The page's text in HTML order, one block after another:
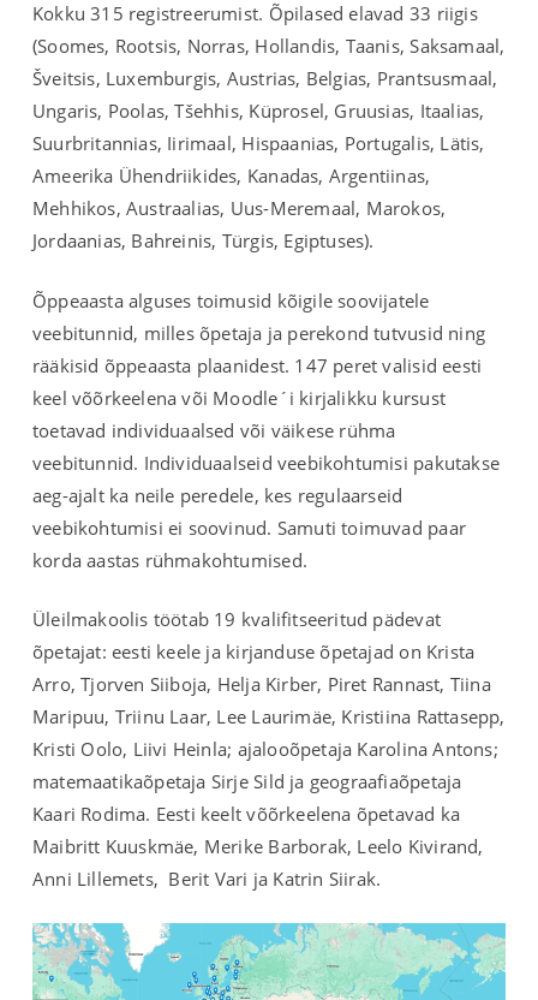
Kokku 315 registreerumist. Õpilased elavad 33 riigis
(Soomes, Rootsis, Norras, Hollandis, Taanis, Saksamaal,
Šveitsis, Luxemburgis, Austrias, Belgias, Prantsusmaal,
Ungaris, Poolas, Tšehhis, Küprosel, Gruusias, Itaalias,
Suurbritannias, Iirimaal, Hispaanias, Portugalis, Lätis,
Ameerika Ühendriikides, Kanadas, Argentiinas,
Mehhikos, Austraalias, Uus-Meremaal, Marokos,
Jordaanias, Bahreinis, Türgis, Egiptuses).
Õppeaasta alguses toimusid kõigile soovijatele
veebitunnid, milles õpetaja ja perekond tutvusid ning
rääkisid õppeaasta plaanidest. 147 peret valisid eesti
keel võõrkeelena või Moodle´i kirjalikku kursust
toetavad individuaalsed või väikese rühma
veebitunnid. Individuaalseid veebikohtumisi pakutakse
aeg-ajalt ka neile peredele, kes regulaarseid
veebikohtumisi ei soovinud. Samuti toimuvad paar
korda aastas rühmakohtumised.
Üleilmakoolis töötab 19 kvalifitseeritud pädevat
õpetajat: eesti keele ja kirjanduse õpetajad on Krista
Arro, Tjorven Siiboja, Helja Kirber, Piret Rannast, Tiina
Maripuu, Triinu Laar, Lee Laurimäe, Kristiina Rattasepp,
Kristi Oolo, Liivi Heinla; ajalooõpetaja Karolina Antons;
matemaatikaõpetaja Sirje Sild ja geograafiaõpetaja
Kaari Rodima. Eesti keelt võõrkeelena õpetavad ka
Maibritt Kuuskmäe, Merike Barborak, Leelo Kivirand,
Anni Lillemets, Berit Vari ja Katrin Siirak.